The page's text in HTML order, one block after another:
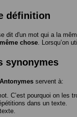
définition
dit d'un mot qui a la
chose . Lorsqu’on
synonymes
Antonymes servent à:
C’est pourquoi on les
dans un texte.